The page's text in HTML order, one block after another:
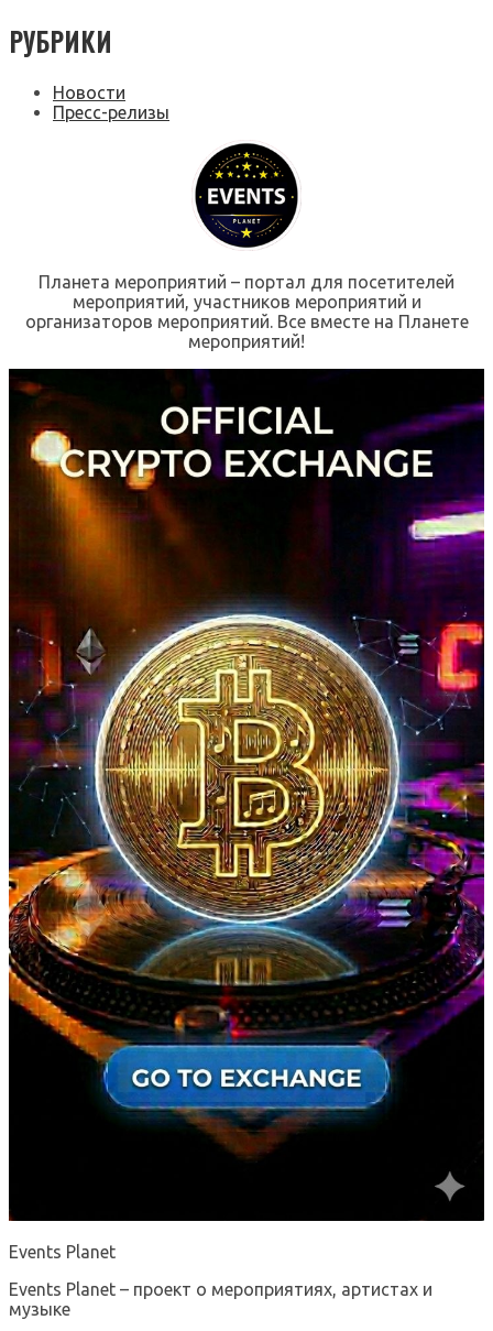
РУБРИКИ
Новости
Пресс-релизы
Планета мероприятий – портал для посетителей
мероприятий, участников мероприятий и
организаторов мероприятий. Все вместе на Планете
мероприятий!
Events Planet
Events Planet – проект о мероприятиях, артистах и
музыке